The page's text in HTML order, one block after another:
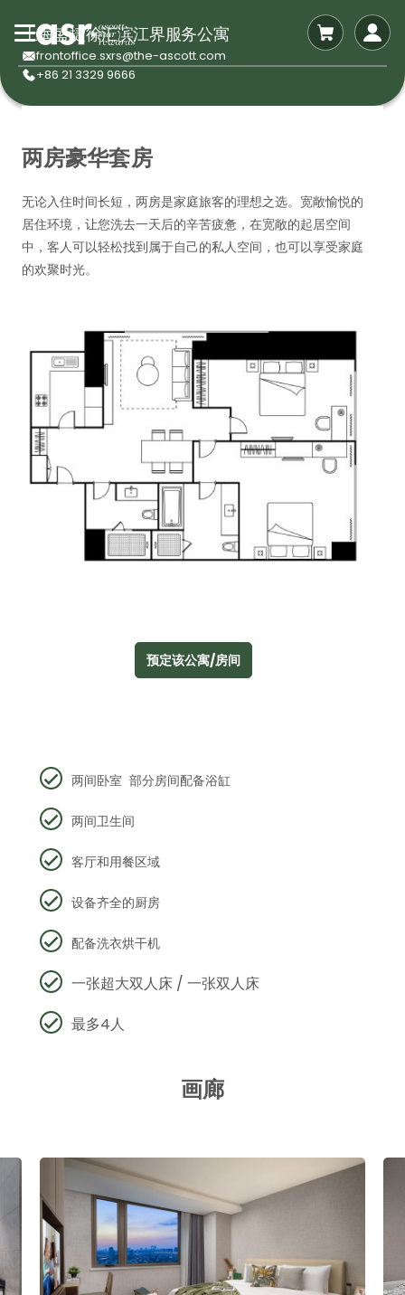
上海盛捷徐汇滨江界服务公寓
frontoffice.sxrs@the-ascott.com
+86 21 3329 9666
两房豪华套房
无论入住时间长短，两房是家庭旅客的理想之选。宽敞愉悦的
居住环境，让您洗去一天后的辛苦疲惫，在宽敞的起居空间
中，客人可以轻松找到属于自己的私人空间，也可以享受家庭
的欢聚时光。
预定该公寓/房间
两间卧室 部分房间配备浴缸
两间卫生间
客厅和用餐区域
设备齐全的厨房
配备洗衣烘干机
一张超大双人床 / 一张双人床
最多4人
画廊